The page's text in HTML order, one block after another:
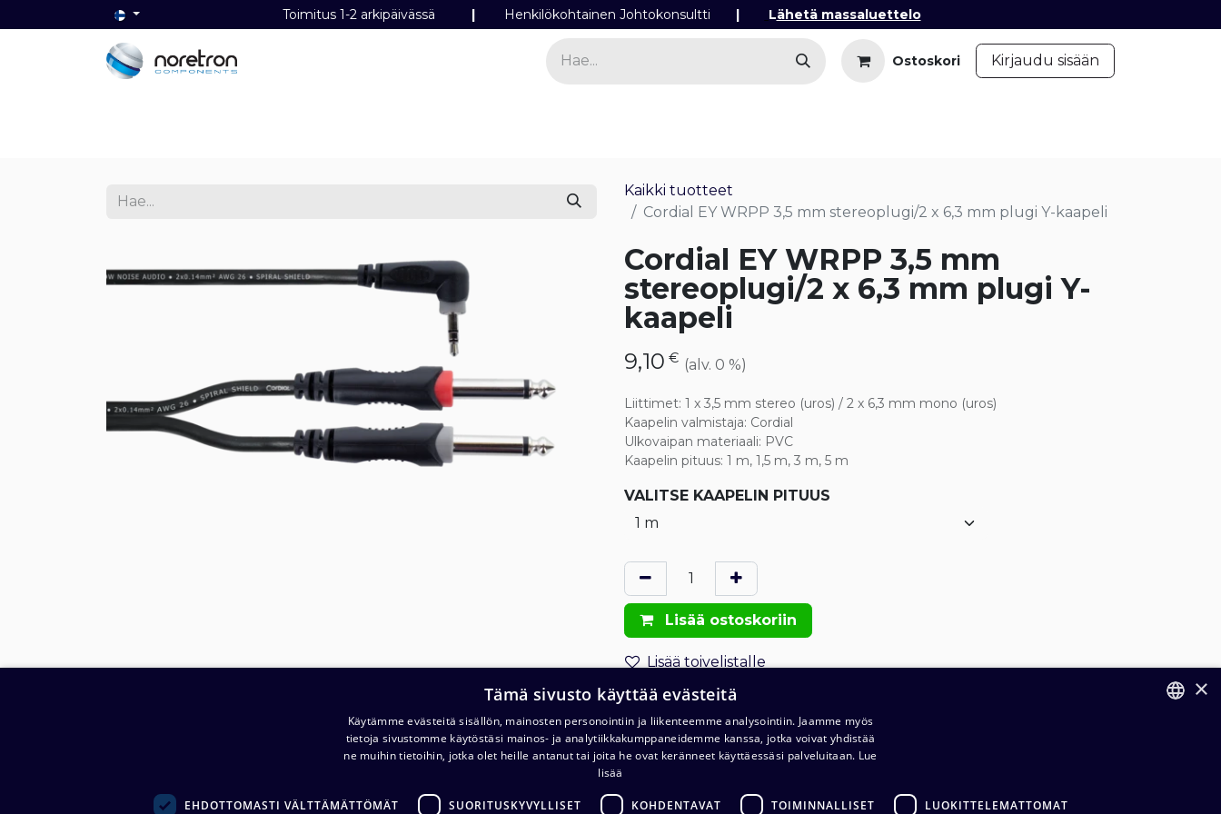
Toimitus 1-2 arkipäivässä | Henkilökohtainen Johtokonsultti | Lähetä massaluettelo​
Ostoskori Kirjaudu sisään
Kaikki tuotteet
Cordial EY WRPP 3,5 mm stereoplugi/2 x 6,3 mm plugi Y-kaapeli
Cordial EY WRPP 3,5 mm
stereoplugi/2 x 6,3 mm plugi Y-
kaapeli
9,10 € (alv. 0 %)
Liittimet: 1 x 3,5 mm stereo (uros) / 2 x 6,3 mm mono (uros)
Kaapelin valmistaja: Cordial
Ulkovaipan materiaali: PVC
Kaapelin pituus: 1 m, 1,5 m, 3 m, 5 m
VALITSE KAAPELIN PITUUS
Lisää ostoskoriin
Lisää toivelistalle
Lähetä sähköpostilla
Tilaus- ja toimitusehdot
×
Tämä sivusto käyttää evästeitä
Käytämme evästeitä sisällön, mainosten personointiin ja liikenteemme analysointiin. Jaamme myös
tietoja sivustomme käytöstäsi mainos- ja analytiikkakumppaneidemme kanssa, jotka voivat yhdistää
ne muihin tietoihin, jotka olet heille antanut tai joita he ovat keränneet käyttäessäsi palveluitaan. Lue
lisää
EHDOTTOMASTI VÄLTTÄMÄTTÖMÄT SUORITUSKYVYLLISET KOHDENTAVAT TOIMINNALLISET LUOKITTELEMATTOMAT